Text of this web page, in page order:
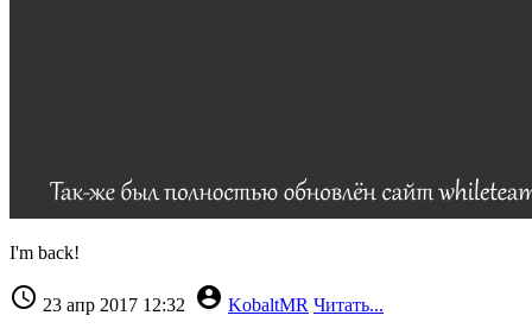
I'm back!
 23 апр 2017 12:32  KobaltMR Читать...